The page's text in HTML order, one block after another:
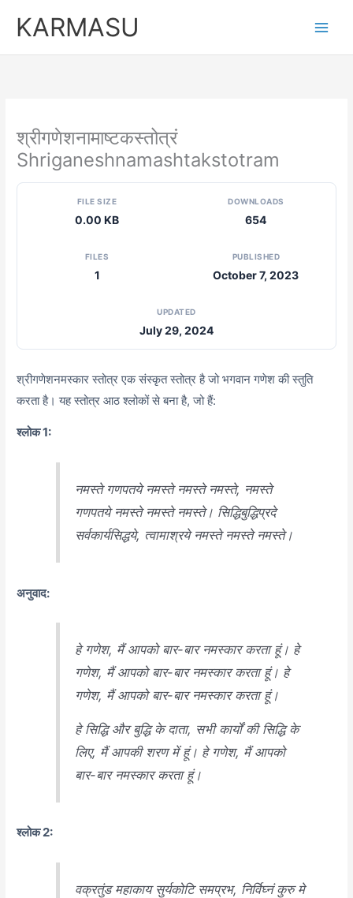
KARMASU
श्रीगणेशनामाष्टकस्तोत्रं
Shriganeshnamashtakstotram
FILE SIZE
0.00 KB
DOWNLOADS
654
FILES
1
PUBLISHED
October 7, 2023
UPDATED
July 29, 2024
श्रीगणेशनमस्कार स्तोत्र एक संस्कृत स्तोत्र है जो भगवान गणेश की स्तुति
करता है। यह स्तोत्र आठ श्लोकों से बना है, जो हैं:
श्लोक 1:
नमस्ते गणपतये नमस्ते नमस्ते नमस्ते, नमस्ते
गणपतये नमस्ते नमस्ते नमस्ते। सिद्धिबुद्धिप्रदे
सर्वकार्यसिद्धये, त्वामाश्रये नमस्ते नमस्ते नमस्ते।
अनुवाद:
हे गणेश, मैं आपको बार-बार नमस्कार करता हूं। हे
गणेश, मैं आपको बार-बार नमस्कार करता हूं। हे
गणेश, मैं आपको बार-बार नमस्कार करता हूं।
हे सिद्धि और बुद्धि के दाता, सभी कार्यों की सिद्धि के
लिए, मैं आपकी शरण में हूं। हे गणेश, मैं आपको
बार-बार नमस्कार करता हूं।
श्लोक 2:
वक्रतुंड महाकाय सुर्यकोटि समप्रभ, निर्विघ्नं कुरु मे